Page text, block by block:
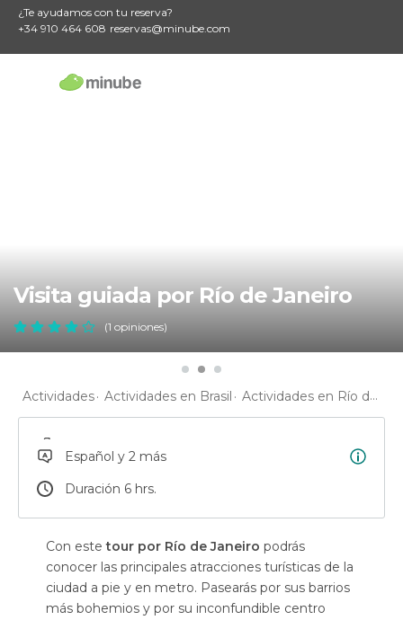
¿Te ayudamos con tu reserva?
+34 910 464 608 reservas@minube.com
Visita guiada por Río de Janeiro
(1 opiniones)
Actividades Actividades en Brasil Actividades en Río de Janeiro
Español y 2 más
Duración 6 hrs.
Con estetour por Río de Janeiro podrás
conocer las principales atracciones turísticas de la
ciudad a pie y en metro. Pasearás por sus barrios
más bohemios y por su inconfundible centro